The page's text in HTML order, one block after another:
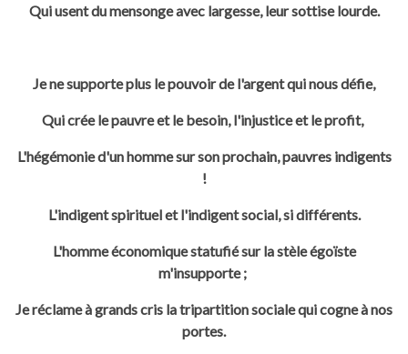
Qui usent du mensonge avec largesse, leur sottise lourde.
Je ne supporte plus le pouvoir de l'argent qui nous défie,
Qui crée le pauvre et le besoin, l'injustice et le profit,
L'hégémonie d'un homme sur son prochain, pauvres indigents
!
L'indigent spirituel et l'indigent social, si différents.
L'homme économique statufié sur la stèle égoïste
m'insupporte ;
Je réclame à grands cris la tripartition sociale qui cogne à nos
portes.